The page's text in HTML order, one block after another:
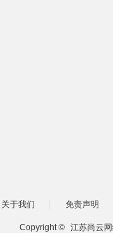
关于我们
免责声明
Copyright © 江苏尚云